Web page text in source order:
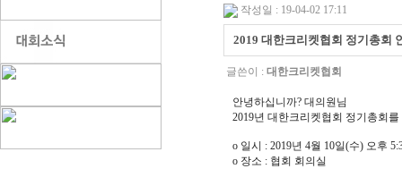
작성일 : 19-04-02 17:11
2019 대한크리켓협회 정기총회
글쓴이 : 대한크리켓협회
안녕하십니까? 대의원님
2019년 대한크리켓협회 정기총회
o 일시 : 2019년 4월 10일(수) 오후
o 장소 : 협회 회의실